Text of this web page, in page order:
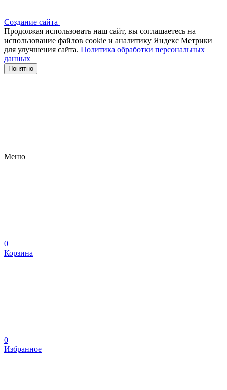
Создание сайта
Продолжая использовать наш сайт, вы соглашаетесь на
использование файлов сооkіе и аналитику Яндекс Метрики
для улучшения сайта. Политика обработки персональных
данных
Понятно
Меню
0
Корзина
0
Избранное